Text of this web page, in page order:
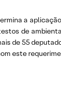
a
de
de 55
este